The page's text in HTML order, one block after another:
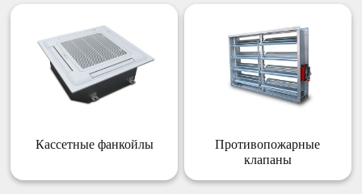
Кассетные фанкойлы
Противопожарные
клапаны